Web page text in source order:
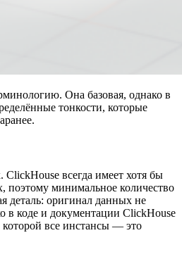
Она базовая, однако в
тонкости, которые
всегда имеет хотя бы
минимальное количество
деталь: оригинал данных не
в коде и документации ClickHouse
которой все инстансы — это